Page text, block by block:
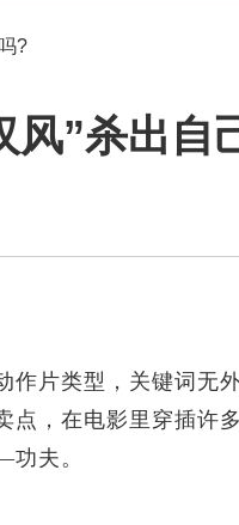
?
”杀出自
片类型，关键词无外
点，在电影里穿插许
夫。